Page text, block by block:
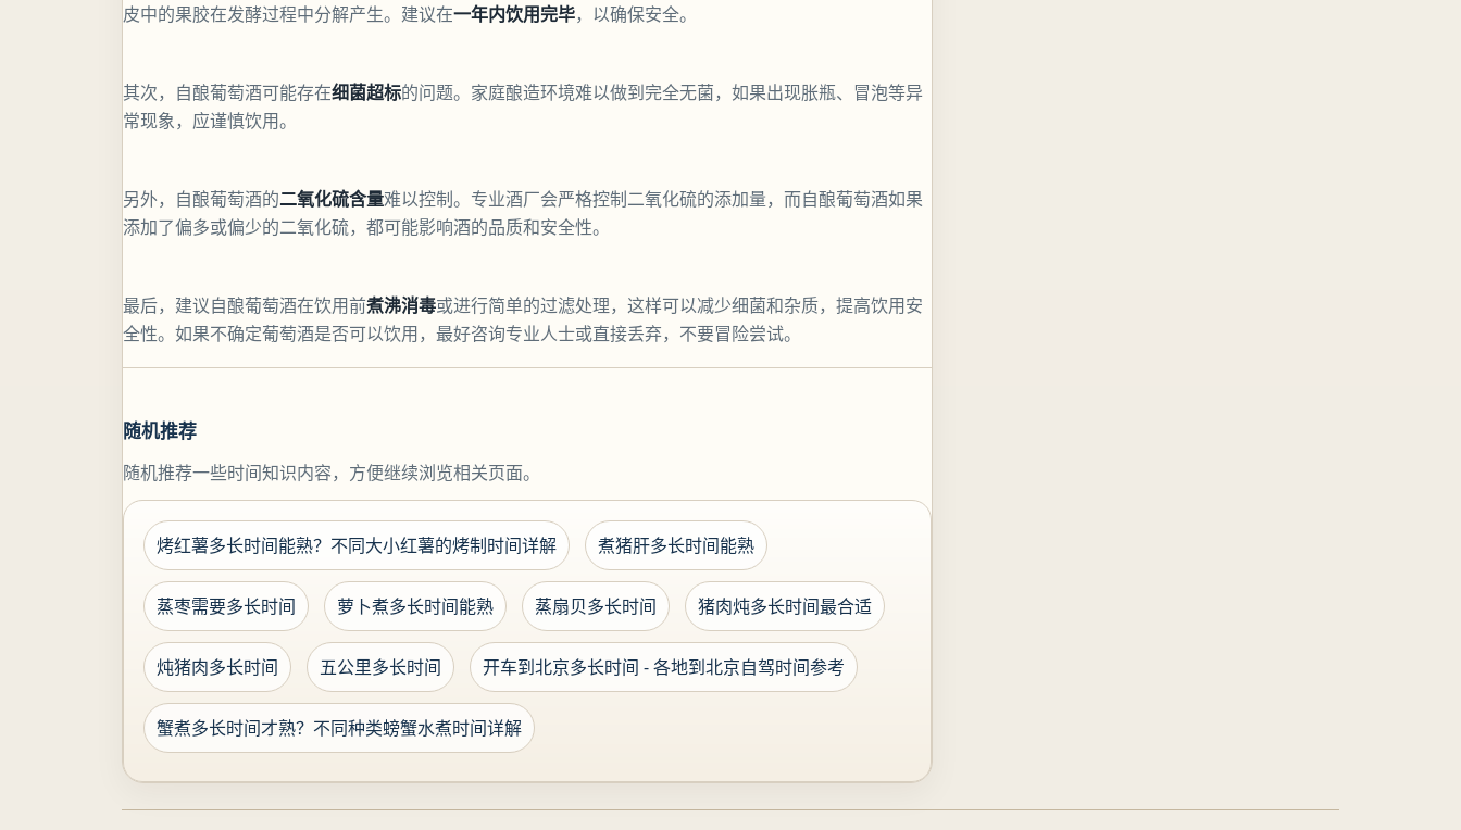
皮中的果胶在发酵过程中分解产生。建议在一年内饮用完毕，以确保安全。
其次，自酿葡萄酒可能存在细菌超标的问题。家庭酿造环境难以做到完全无菌，如果出现胀瓶、冒泡等异
常现象，应谨慎饮用。
另外，自酿葡萄酒的二氧化硫含量难以控制。专业酒厂会严格控制二氧化硫的添加量，而自酿葡萄酒如果
添加了偏多或偏少的二氧化硫，都可能影响酒的品质和安全性。
最后，建议自酿葡萄酒在饮用前煮沸消毒或进行简单的过滤处理，这样可以减少细菌和杂质，提高饮用安
全性。如果不确定葡萄酒是否可以饮用，最好咨询专业人士或直接丢弃，不要冒险尝试。
随机推荐
随机推荐一些时间知识内容，方便继续浏览相关页面。
烤红薯多长时间能熟？不同大小红薯的烤制时间详解 煮猪肝多长时间能熟
蒸枣需要多长时间 萝卜煮多长时间能熟 蒸扇贝多长时间 猪肉炖多长时间最合适
炖猪肉多长时间 五公里多长时间 开车到北京多长时间 - 各地到北京自驾时间参考
蟹煮多长时间才熟？不同种类螃蟹水煮时间详解